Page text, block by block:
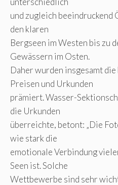
und zugleich beeindruckend
den klaren
Bergseen im Westen bis zu
Gewässern im Osten.
Daher wurden insgesamt
Preisen und Urkunden
prämiert. Wasser-
die Urkunden
überreichte, betont: „Die
wie stark die
emotionale Verbindung
Seen ist. Solche
Wettbewerbe sind sehr